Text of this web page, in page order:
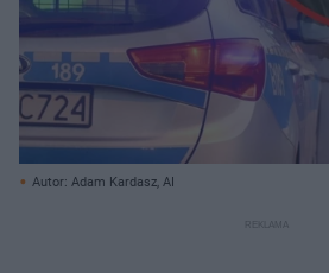
Autor: Adam Kardasz, AI